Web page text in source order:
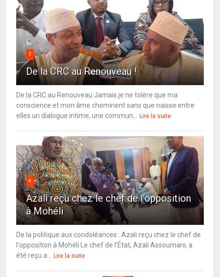
3
De la CRC au Renouveau !
De la CRC au Renouveau Jamais je ne tolère que ma
conscience et mon âme cheminent sans que naisse entre
elles un dialogue intime, une commun...
Lire la suite
4
Azali reçu chez le chef de l'opposition
à Mohéli
De la politique aux condoléances : Azali reçu chez le chef de
l'opposition à Mohéli Le chef de l'État, Azali Assoumani, a
été reçu a...
Lire la suite